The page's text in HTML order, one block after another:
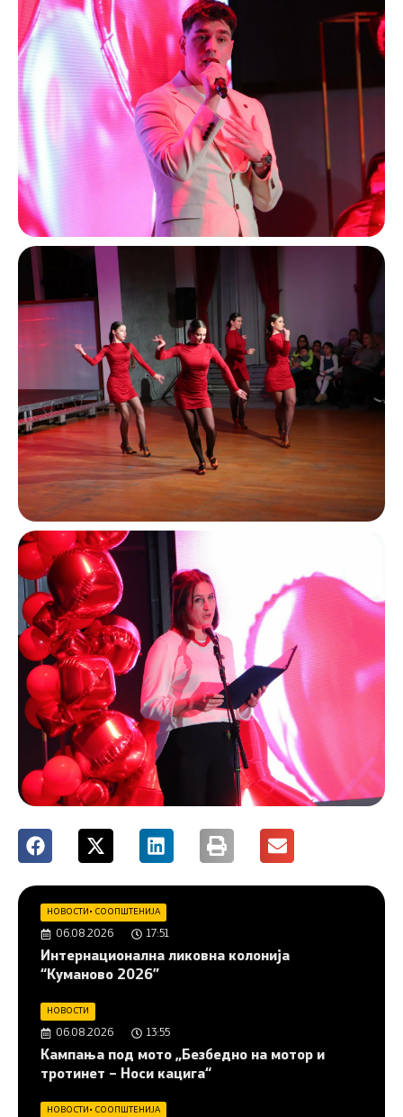
НОВОСТИ• СООПШТЕНИЈА
06.08.2026 17:51
Интернационална ликовна колонија
“Куманово 2026”
НОВОСТИ
06.08.2026 13:55
Кампања под мото „Безбедно на мотор и
тротинет – Носи кацига“
НОВОСТИ• СООПШТЕНИЈА